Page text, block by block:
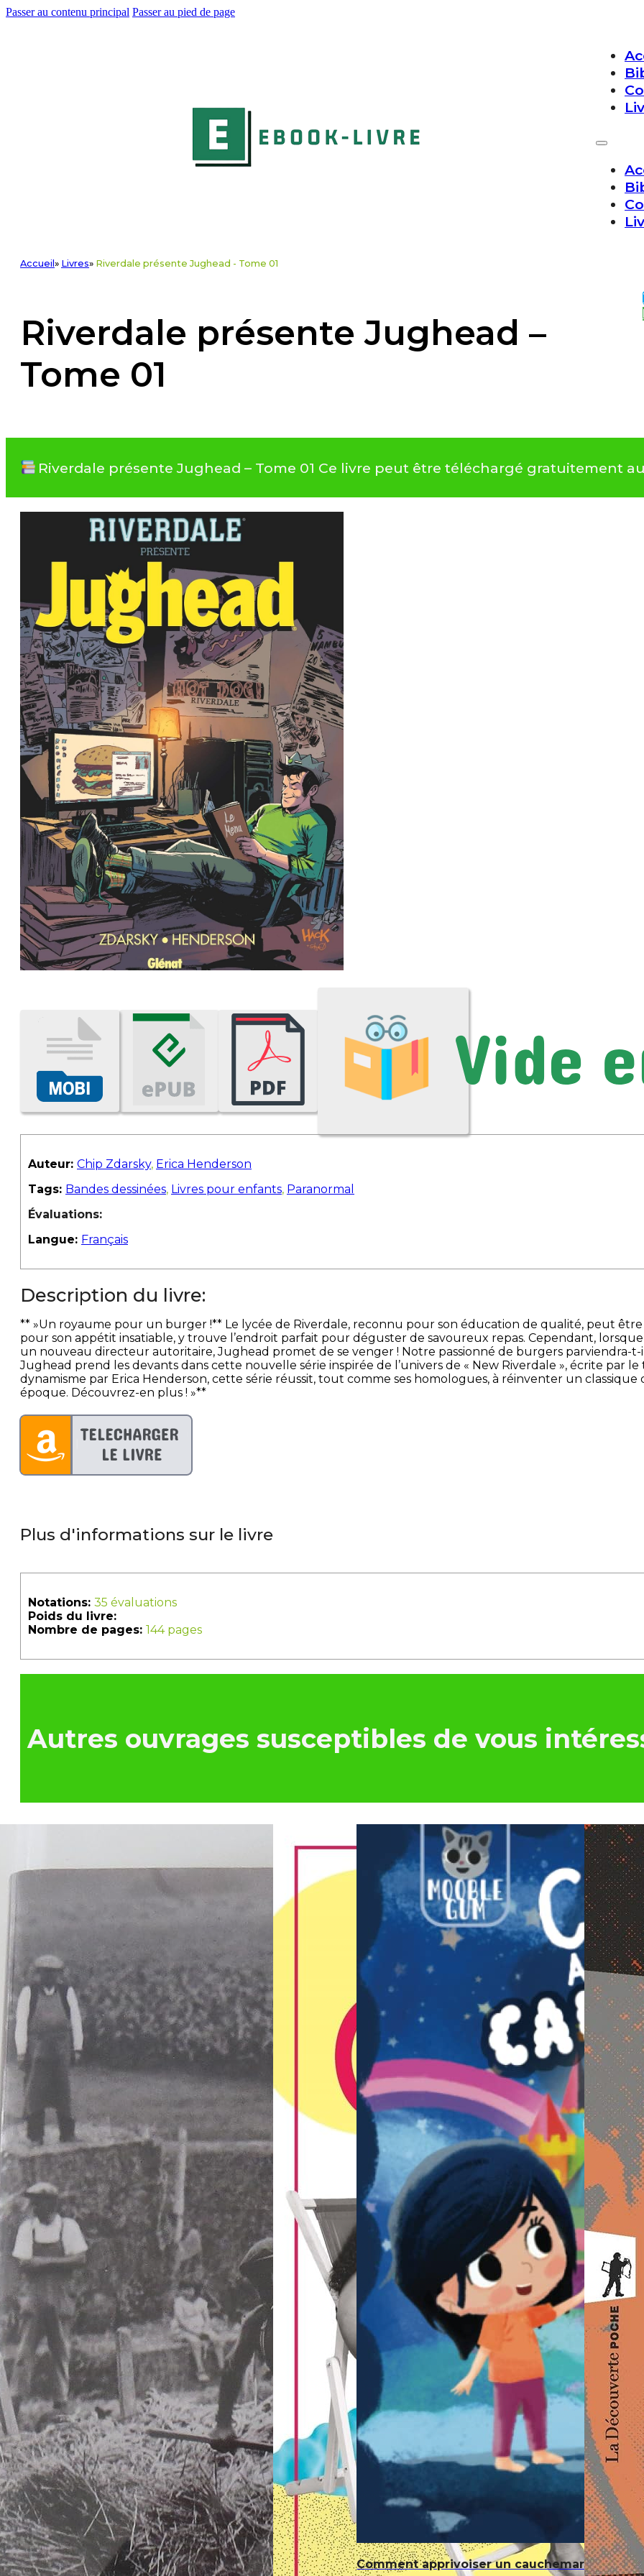
Passer au contenu principal Passer au pied de page
Accueil » Livres» Riverdale présente Jughead - Tome 01
Riverdale présente Jughead –
Tome 01
Riverdale présente Jughead – Tome 01 Ce livre peut être téléchargé gratuitement
Auteur: Chip Zdarsky, Erica Henderson
Tags: Bandes dessinées, Livres pour enfants, Paranormal
Évaluations:
Langue: Français
Description du livre:
** »Un royaume pour un burger !** Le lycée de Riverdale, reconnu pour son éducation de qualité, peut
pour son appétit insatiable, y trouve l’endroit parfait pour déguster de savoureux repas. Cependant,
un nouveau directeur autoritaire, Jughead promet de se venger ! Notre passionné de burgers parviendra-
Jughead prend les devants dans cette nouvelle série inspirée de l’univers de « New Riverdale », écrite par
dynamisme par Erica Henderson, cette série réussit, tout comme ses homologues, à réinventer un
époque. Découvrez-en plus ! »**
Plus d'informations sur le livre
Notations: 35 évaluations
Poids du livre:
Nombre de pages: 144 pages
Autres ouvrages susceptibles de vous
Comment apprivoiser un cauchemar: Pour